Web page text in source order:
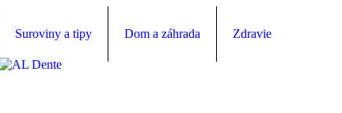
Suroviny a tipy Dom a záhrada Zdravie